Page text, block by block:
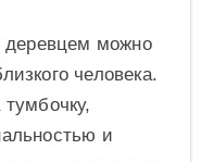
деревцем можно
человека.
и